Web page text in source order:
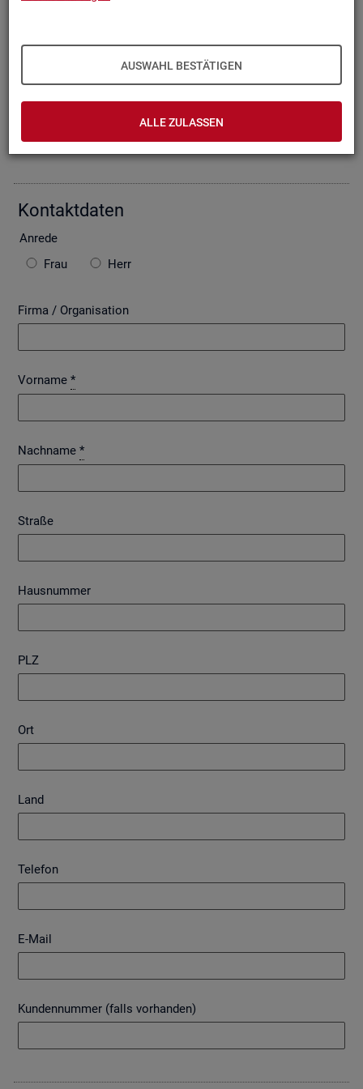
AUSWAHL BESTÄTIGEN
ALLE ZULASSEN
ten wir Ihre An­fra­ge per E-Mail, so­fern Sie damit ein­ver­stan­
den sind. Bitte be­ach­ten Sie auch die unten ste­hen­den Hin­
wei­se zu ggf. ent­ste­hen­den Kos­ten.
Die mit * ge­kenn­zeich­ne­ten Fel­der sind Pflicht­fel­der.
Kon­takt­da­ten
An­re­de
Frau
Herr
Firma / Organisation
Vorname *
Nachname *
Straße
Hausnummer
PLZ
Ort
Land
Telefon
E-Mail
Kundennummer (falls vorhanden)